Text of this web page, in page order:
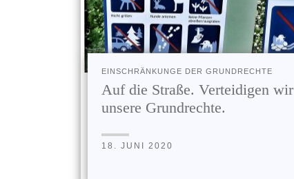
EINSCHRÄNKUNGE DER GRUNDRECHTE
Auf die Straße. Verteidigen wir
unsere Grundrechte.
18. JUNI 2020